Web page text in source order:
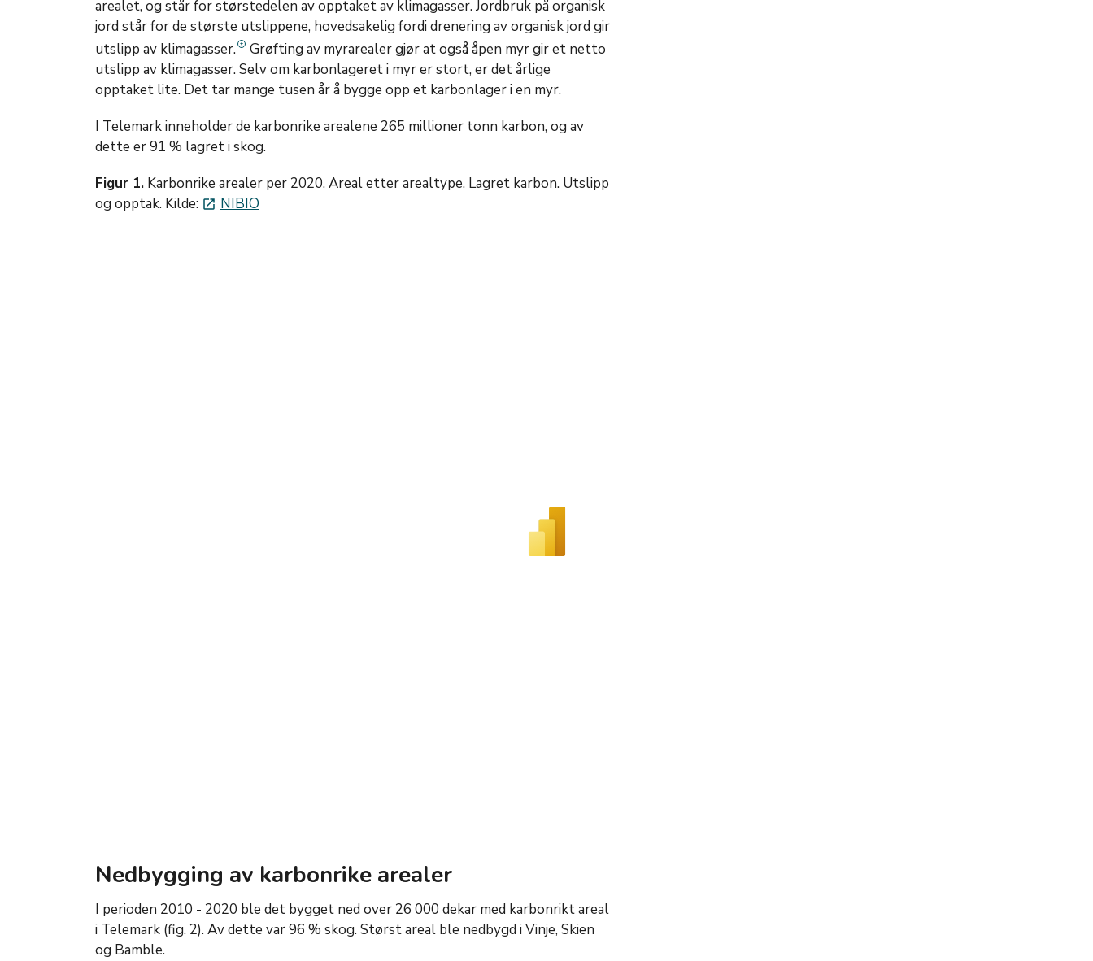
arealet, og står for størstedelen av opptaket av klimagasser. Jordbruk på organisk
jord står for de største utslippene, hovedsakelig fordi drenering av organisk jord gir
utslipp av klimagasser. Grøfting av myrarealer gjør at også åpen myr gir et netto
utslipp av klimagasser. Selv om karbonlageret i myr er stort, er det årlige
opptaket lite. Det tar mange tusen år å bygge opp et karbonlager i en myr.
I Telemark inneholder de karbonrike arealene 265 millioner tonn karbon, og av
dette er 91 % lagret i skog.
Figur 1. Karbonrike arealer per 2020. Areal etter arealtype. Lagret karbon. Utslipp
og opptak. Kilde: launch NIBIO
Nedbygging av karbonrike arealer
I perioden 2010 - 2020 ble det bygget ned over 26 000 dekar med karbonrikt areal
i Telemark (fig. 2). Av dette var 96 % skog. Størst areal ble nedbygd i Vinje, Skien
og Bamble.